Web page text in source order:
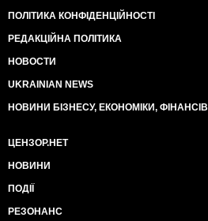
ПОЛІТИКА КОНФІДЕНЦІЙНОСТІ
РЕДАКЦІЙНА ПОЛІТИКА
НОВОСТИ
UKRAINIAN NEWS
НОВИНИ БІЗНЕСУ, ЕКОНОМІКИ, ФІНАНСІВ
ЦЕНЗОР.НЕТ
НОВИНИ
ПОДІЇ
РЕЗОНАНС